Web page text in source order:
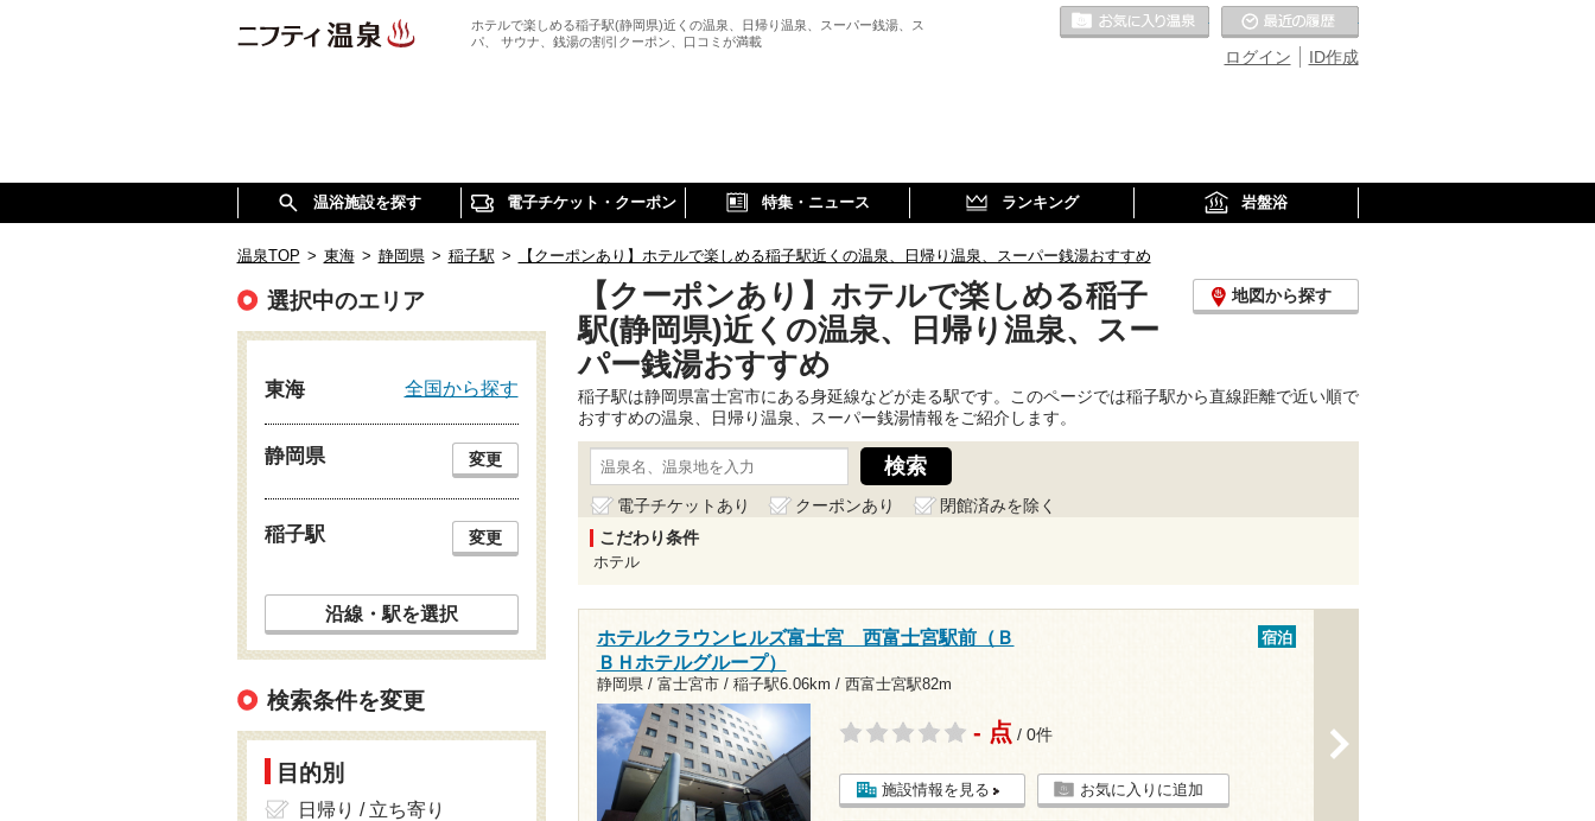
ホテルで楽しめる稲子駅(静岡県)近くの温泉、日帰り温泉、スーパー銭湯、ス
パ、 サウナ、銭湯の割引クーポン、口コミが満載
ID作成
ログイン
お気に入りの温泉
温浴施設を探す 電子チケット・クーポン 特集・ニュース ランキング 岩盤浴
温泉TOP > 東海 > 静岡県 > 稲子駅 > 【クーポンあり】ホテルで楽しめる稲子駅近くの温泉、日帰り温泉、スーパー銭湯おすすめ
【クーポンあり】ホテルで楽しめる稲子
駅(静岡県)近くの温泉、日帰り温泉、スー
パー銭湯おすすめ
地図から探す
稲子駅は静岡県富士宮市にある身延線などが走る駅です。このページでは稲子駅から直線距離で近い順で
おすすめの温泉、日帰り温泉、スーパー銭湯情報をご紹介します。
電子チケットあり クーポンあり
閉館済みを除く
こだわり条件
ホテル
ホテルクラウンヒルズ富士宮 西富士宮駅前（Ｂ
ＢＨホテルグループ）
静岡県 / 富士宮市 / 稲子駅6.06km / 西富士宮駅82m
宿泊
- 点 / 0件
施設情報を見る お気に入りに追加
選択中のエリア
東海 全国から探す
静岡県 変更
稲子駅 変更
沿線・駅を選択
検索条件を変更
目的別
日帰り / 立ち寄り